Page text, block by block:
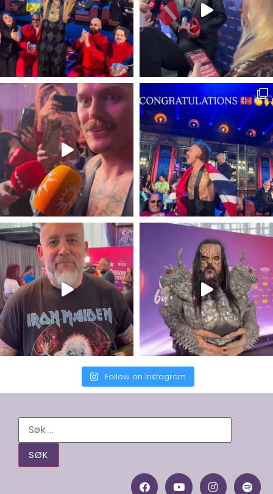
Follow on Instagram